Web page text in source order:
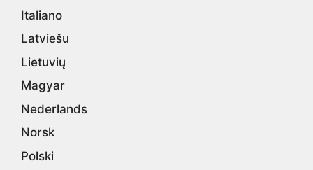
Italiano
Latviešu
Lietuvių
Magyar
Nederlands
Norsk
Polski